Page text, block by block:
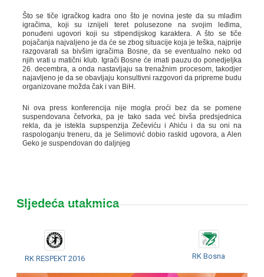
Što se tiče igračkog kadra ono što je novina jeste da su mlađim
igračima, koji su iznijeli teret polusezone na svojim leđima,
ponuđeni ugovori koji su stipendijskog karaktera. A što se tiče
pojačanja najvaljeno je da će se zbog situacije koja je teška, najprije
razgovarati sa bivšim igračima Bosne, da se eventualno neko od
njih vrati u matični klub. Igrači Bosne će imati pauzu do ponedjeljka
26. decembra, a onda nastavljaju sa trenažnim procesom, takodjer
najavljeno je da se obavljaju konsultivni razgovori da pripreme budu
organizovane možda čak i van BiH.
Ni ova press konferencija nije mogla proći bez da se pomene
suspendovana četvorka, pa je tako sada već bivša predsjednica
rekla, da je istekla supspenzija Zečeviću i Ahiću i da su oni na
raspologanju treneru, da je Selimović dobio raskid ugovora, a Alen
Geko je suspendovan do daljnjeg
Sljedeća utakmica
RK RESPEKT 2016 RK Bosna